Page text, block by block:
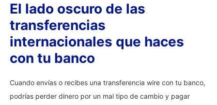
El lado oscuro de las
transferencias
internacionales que haces
con tu banco
Cuando envías o recibes una transferencia wire con tu banco,
podrías perder dinero por un mal tipo de cambio y pagar